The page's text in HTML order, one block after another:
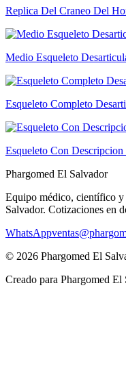
Replica Del Craneo Del
Medio Esqueleto
Esqueleto Completo
Esqueleto Con
Phargomed El Salvador
Equipo médico, científico y
Salvador. Cotizaciones en
WhatsApp
© 2026 Phargomed El
Creado para Phargomed El